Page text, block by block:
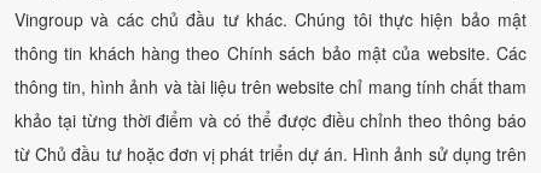
Vingroup và các chủ đầu tư khác. Chúng tôi thực hiện bảo mật
thông tin khách hàng theo Chính sách bảo mật của website. Các
thông tin, hình ảnh và tài liệu trên website chỉ mang tính chất tham
khảo tại từng thời điểm và có thể được điều chỉnh theo thông báo
từ Chủ đầu tư hoặc đơn vị phát triển dự án. Hình ảnh sử dụng trên